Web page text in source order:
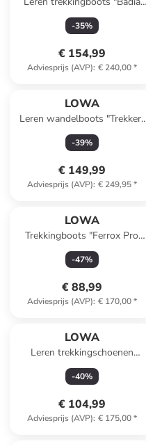
GTX" antraciet
-35%
€ 154,99
Adviesprijs (AVP): € 240,00*
LOWA
Leren wandelboots "Trekker"
bruin
-39%
€ 149,99
Adviesprijs (AVP): € 249,95*
LOWA
Trekkingboots "Ferrox Pro
GTX" antraciet
-47%
€ 88,99
Adviesprijs (AVP): € 170,00*
LOWA
Leren trekkingschoenen
"Taurus Pro GTX" antraciet
-40%
€ 104,99
Adviesprijs (AVP): € 175,00*